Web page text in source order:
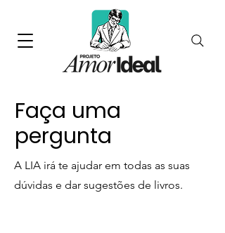
Faça uma
pergunta
A LIA irá te ajudar em todas as suas
dúvidas e dar sugestões de livros.